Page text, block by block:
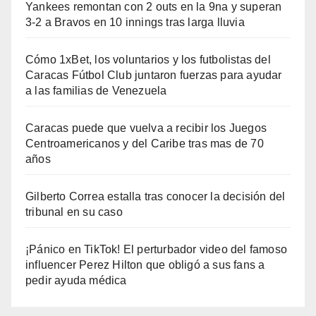
Yankees remontan con 2 outs en la 9na y superan
3-2 a Bravos en 10 innings tras larga lluvia
Cómo 1xBet, los voluntarios y los futbolistas del
Caracas Fútbol Club juntaron fuerzas para ayudar
a las familias de Venezuela
Caracas puede que vuelva a recibir los Juegos
Centroamericanos y del Caribe tras mas de 70
años
Gilberto Correa estalla tras conocer la decisión del
tribunal en su caso
¡Pánico en TikTok! El perturbador video del famoso
influencer Perez Hilton que obligó a sus fans a
pedir ayuda médica